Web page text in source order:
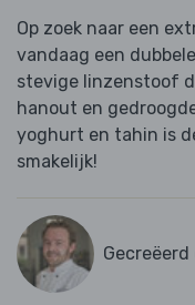
Op zoek naar een
vandaag een
stevige linzenstoof
hanout en
yoghurt en tahin is
smakelijk!
Gecreëerd